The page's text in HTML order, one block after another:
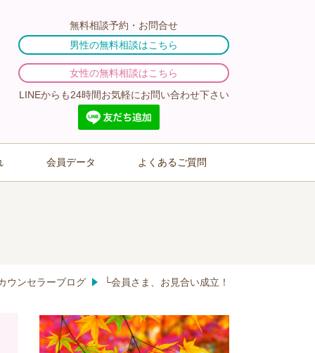
無料相談予約・お問合せ
男性の無料相談はこちら
女性の無料相談はこちら
LINEからも24時間お気軽にお問い合わせ下さい
会員データ よくあるご質問
ウンセラーブログ └会員さま、お見合い成立！